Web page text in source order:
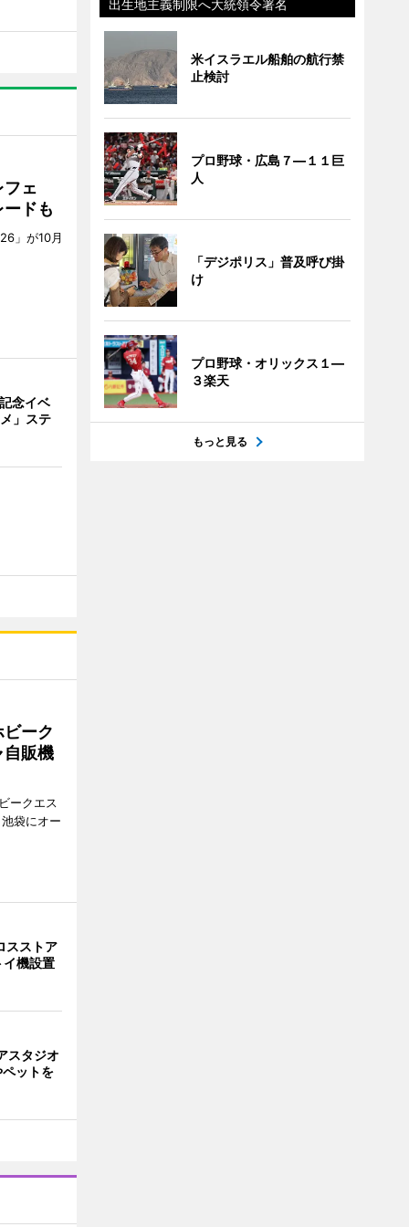
ェ
ドも
」が10月
念イベ
」ステ
ーク
販機
ークエス
袋にオー
スストア
イ機設置
スタジオ
ットを
出生地主義制限へ大統領令署名
米イスラエル船舶の航行禁
止検討
プロ野球・広島７―１１巨
人
「デジポリス」普及呼び掛
け
プロ野球・オリックス１―
３楽天
もっと見る